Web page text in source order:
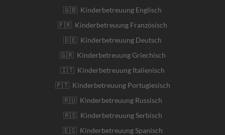
🇬🇧 Kinderbetreuung Englisch
🇫🇷 Kinderbetreuung Französisch
🇩🇪 Kinderbetreuung Deutsch
🇬🇷 Kinderbetreuung Griechisch
🇮🇹 Kinderbetreuung Italienisch
🇵🇹 Kinderbetreuung Portugiesisch
🇷🇺 Kinderbetreuung Russisch
🇷🇸 Kinderbetreuung Serbisch
🇪🇸 Kinderbetreuung Spanisch